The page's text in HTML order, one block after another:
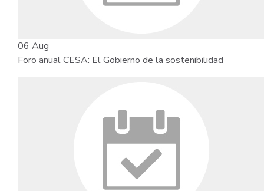
06 Aug
Foro anual CESA: El Gobierno de la sostenibilidad